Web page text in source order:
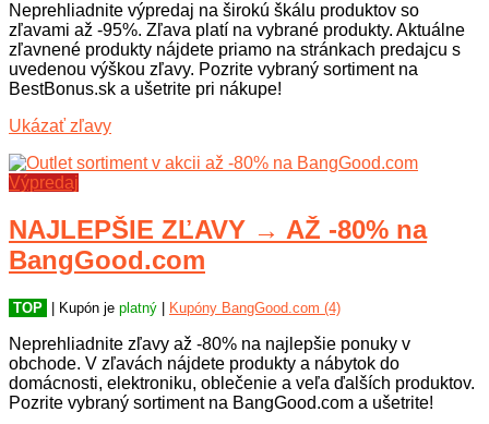
Neprehliadnite výpredaj na širokú škálu produktov so
zľavami až -95%. Zľava platí na vybrané produkty. Aktuálne
zľavnené produkty nájdete priamo na stránkach predajcu s
uvedenou výškou zľavy. Pozrite vybraný sortiment na
BestBonus.sk a ušetrite pri nákupe!
Ukázať zľavy
Výpredaj
NAJLEPŠIE ZĽAVY → AŽ -80% na
BangGood.com
TOP | Kupón je platný Kupóny BangGood.com (4)
Neprehliadnite zľavy až -80% na najlepšie ponuky v
obchode. V zľavách nájdete produkty a nábytok do
domácnosti, elektroniku, oblečenie a veľa ďalších produktov.
Pozrite vybraný sortiment na BangGood.com a ušetrite!